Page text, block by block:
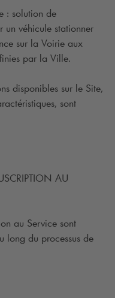
: solution de
un véhicule stationner
sur la Voirie aux
par la Ville.
disponibles sur le Site,
sont
AU
au Service sont
long du processus de